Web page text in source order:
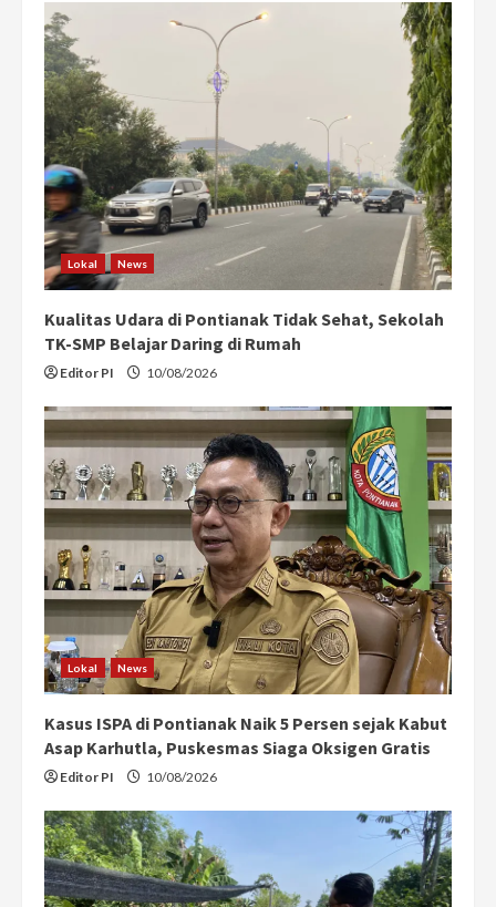
Lokal News
Kualitas Udara di Pontianak Tidak Sehat, Sekolah
TK-SMP Belajar Daring di Rumah
Editor PI 10/08/2026
Lokal News
Kasus ISPA di Pontianak Naik 5 Persen sejak Kabut
Asap Karhutla, Puskesmas Siaga Oksigen Gratis
Editor PI 10/08/2026